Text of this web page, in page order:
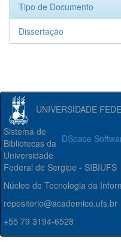
Tipo de Documento
Dissertação
UNIVERSIDADE
DSpace
Sistema de
Bibliotecas da
Universidade
Federal de Sergipe - SIBIUFS
Núcleo de Tecnologia da
repositorio@academico.ufs.br
+55 79 3194-6528